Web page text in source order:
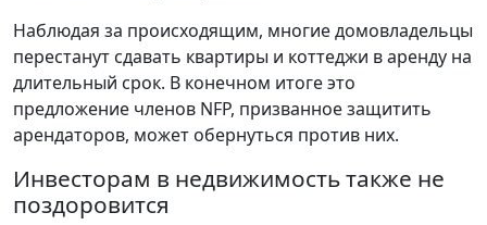
Наблюдая за происходящим, многие домовладельцы
перестанут сдавать квартиры и коттеджи в аренду на
длительный срок. В конечном итоге это
предложение членов NFP, призванное защитить
арендаторов, может обернуться против них.
Инвесторам в недвижимость также не
поздоровится